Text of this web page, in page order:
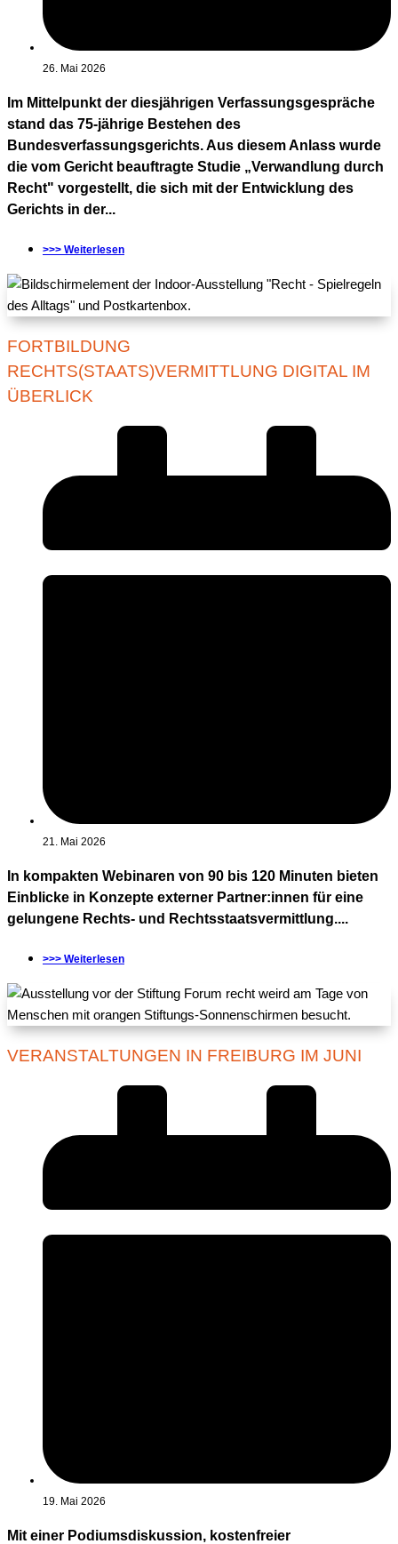
26. Mai 2026
Im Mittelpunkt der diesjährigen Verfassungsgespräche
stand das 75-jährige Bestehen des
Bundesverfassungsgerichts. Aus diesem Anlass wurde
die vom Gericht beauftragte Studie „Verwandlung durch
Recht" vorgestellt, die sich mit der Entwicklung des
Gerichts in der...
>>> Weiterlesen
FORTBILDUNG
RECHTS(STAATS)VERMITTLUNG DIGITAL IM
ÜBERLICK
21. Mai 2026
In kompakten Webinaren von 90 bis 120 Minuten bieten
Einblicke in Konzepte externer Partner:innen für eine
gelungene Rechts- und Rechtsstaatsvermittlung....
>>> Weiterlesen
VERANSTALTUNGEN IN FREIBURG IM JUNI
19. Mai 2026
Mit einer Podiumsdiskussion, kostenfreier